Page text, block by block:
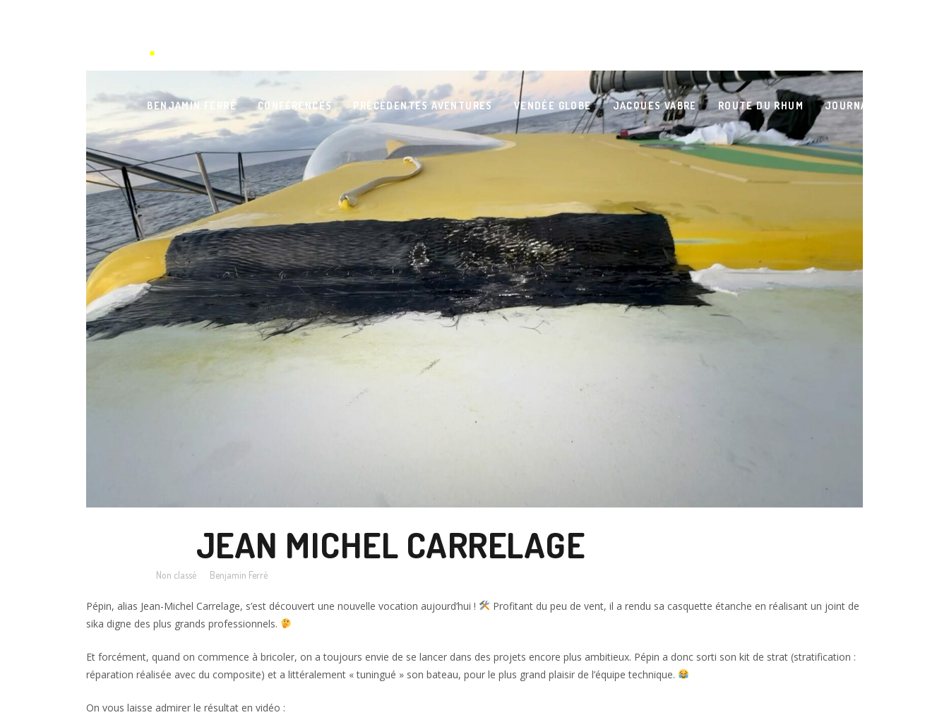
BENJAMIN FERRÉ CONFÉRENCES PRÉCÉDENTES AVENTURES VENDÉE GLOBE JACQUES VABRE ROUTE DU RHUM JOURNAL DE BORD
JEAN MICHEL CARRELAGE
Non classé Benjamin Ferré
Pépin, alias Jean-Michel Carrelage, s’est découvert une nouvelle vocation aujourd’hui !
Profitant du peu de vent, il a rendu sa casquette étanche en réalisant un joint de
sika digne des plus grands professionnels.
Et forcément, quand on commence à bricoler, on a toujours envie de se lancer dans des projets encore plus ambitieux. Pépin a donc sorti son kit de strat (stratification :
réparation réalisée avec du composite) et a littéralement « tuningué » son bateau, pour le plus grand plaisir de l’équipe technique.
On vous laisse admirer le résultat en vidéo :